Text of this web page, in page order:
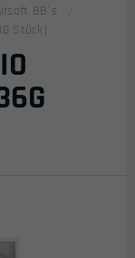
BB´s
Stück)